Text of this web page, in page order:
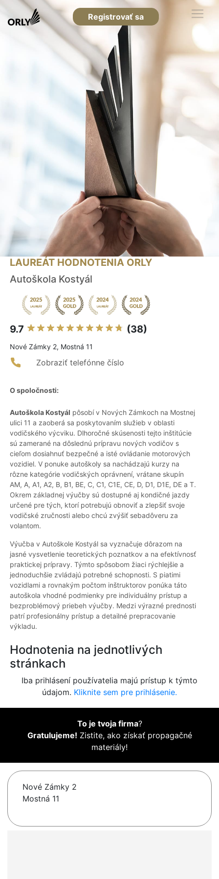
Registrovať sa
LAUREÁT HODNOTENIA ORLY
Autoškola Kostyál
9.7 (38)
Nové Zámky 2, Mostná 11
Zobraziť telefónne číslo
O spoločnosti:
Autoškola Kostyál pôsobí v Nových Zámkoch na Mostnej
ulici 11 a zaoberá sa poskytovaním služieb v oblasti
vodičského výcviku. Dlhoročné skúsenosti tejto inštitúcie
sú zamerané na dôslednú prípravu nových vodičov s
cieľom dosiahnuť bezpečné a isté ovládanie motorových
vozidiel. V ponuke autoškoly sa nachádzajú kurzy na
rôzne kategórie vodičských oprávnení, vrátane skupín
AM, A, A1, A2, B, B1, BE, C, C1, C1E, CE, D, D1, D1E, DE a T.
Okrem základnej výučby sú dostupné aj kondičné jazdy
určené pre tých, ktorí potrebujú obnoviť a zlepšiť svoje
vodičské zručnosti alebo chcú zvýšiť sebadôveru za
volantom.
Výučba v Autoškole Kostyál sa vyznačuje dôrazom na
jasné vysvetlenie teoretických poznatkov a na efektívnosť
praktickej prípravy. Týmto spôsobom žiaci rýchlejšie a
jednoduchšie zvládajú potrebné schopnosti. S piatimi
vozidlami a rovnakým počtom inštruktorov ponúka táto
autoškola vhodné podmienky pre individuálny prístup a
bezproblémový priebeh výučby. Medzi výrazné prednosti
patrí profesionálny prístup a detailné prepracovanie
výkladu.
Hodnotenia na jednotlivých
stránkach
Iba prihlásení používatelia majú prístup k týmto
údajom. Kliknite sem pre prihlásenie.
To je tvoja firma?
Gratulujeme! Zistite, ako získať propagačné
materiály!
Nové Zámky 2
Mostná 11